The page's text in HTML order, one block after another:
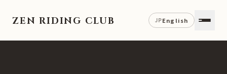
ZEN RIDING CLUB JPEnglish